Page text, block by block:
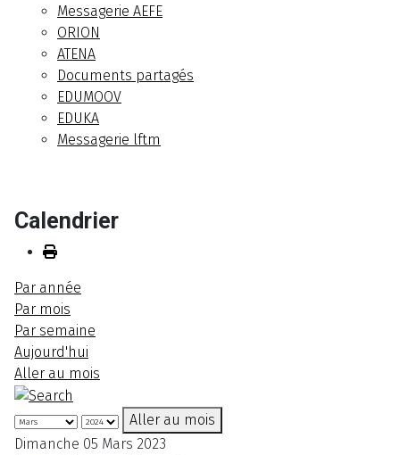
Messagerie AEFE
ORION
ATENA
Documents partagés
EDUMOOV
EDUKA
Messagerie lftm
Calendrier
Par année
Par mois
Par semaine
Aujourd'hui
Aller au mois
Aller au mois
Dimanche 05 Mars 2023